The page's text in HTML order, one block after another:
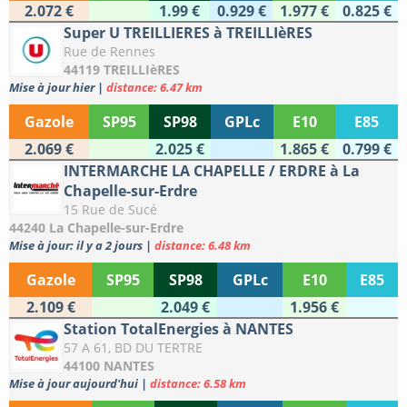
2.072 €
1.99 € 0.929 € 1.977 €
0.825 €
Super U TREILLIERES à TREILLIèRES
Rue de Rennes
44119 TREILLIèRES
Mise à jour hier | distance: 6.47 km
Gazole SP95 SP98 GPLc E10
E85
2.069 €
2.025 € 1.865 €
0.799 €
INTERMARCHE LA CHAPELLE / ERDRE à La
Chapelle-sur-Erdre
15 Rue de Sucé
44240 La Chapelle-sur-Erdre
Mise à jour: il y a 2 jours | distance: 6.48 km
Gazole SP95 SP98 GPLc E10
E85
2.109 €
2.049 €
1.956 €
Station TotalEnergies à NANTES
57 A 61, BD DU TERTRE
44100 NANTES
Mise à jour aujourd'hui | distance: 6.58 km